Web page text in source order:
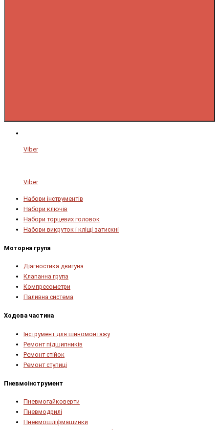
Viber
Viber
Набори інструментів
Набори ключів
Набори торцевих головок
Набори викруток і кліщі затискні
Моторна група
Діагностика двигуна
Клапанна група
Компресометри
Паливна система
Ходова частина
Інструмент для шиномонтажу
Ремонт підшипників
Ремонт стійок
Ремонт ступиці
Пневмоінструмент
Пневмогайковерти
Пневмодрилі
Пневмошліфмашинки